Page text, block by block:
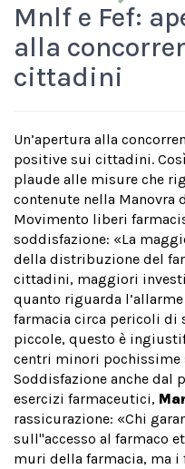
Mnlf e Fef:
alla
cittadini
Un’apertura alla
positive sui cittadini.
plaude alle misure che
contenute nella Manovra
Movimento liberi
soddisfazione: «La
della distribuzione del
cittadini, maggiori
quanto riguarda
farmacia circa pericoli di
piccole, questo è
centri minori pochissime
Soddisfazione anche dal
esercizi farmaceutici,
rassicurazione: «Chi
sull''accesso al farmaco
muri della farmacia, ma